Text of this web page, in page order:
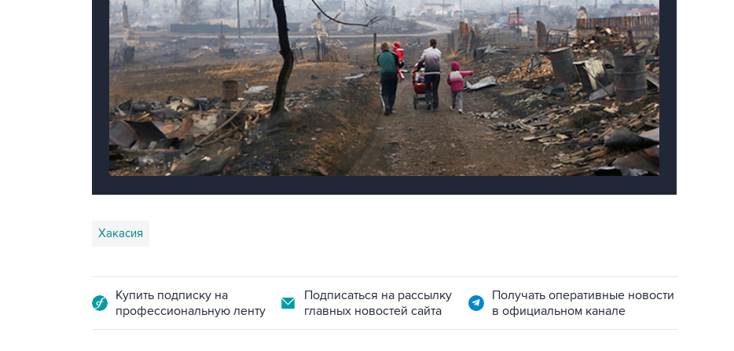
Хакасия
Купить подписку на
профессиональную ленту
Подписаться на рассылку
главных новостей сайта
Получать оперативные новости
в официальном канале